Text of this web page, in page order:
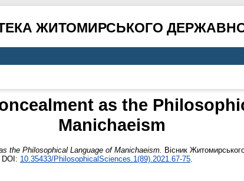
ЖИТОМИРСЬКОГО
as the
Manichaeism
the Philosophical Language of Manichaeism. Вісник
10.35433/PhilosophicalSciences.1(89).2021.67-75.